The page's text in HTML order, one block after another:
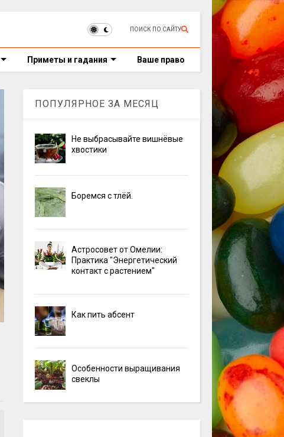
ПОИСК ПО САЙТУ
Приметы и гадания Ваше право
ПОПУЛЯРНОЕ ЗА МЕСЯЦ
Не выбрасывайте вишнёвые
хвостики
Боремся с тлёй.
Астросовет от Омелии:
Практика "Энергетический
контакт с растением"
Как пить абсент
Особенности выращивания
свеклы